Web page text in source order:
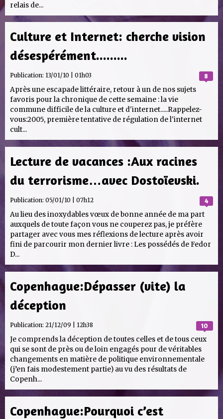
relais de...
Culture et Internet: cherche vision
désespérément.........
8
Publication: 13/01/10 | 01h03
Après une escapade littéraire, retour à un de nos sujets
favoris pour la chronique de cette semaine : la vie
commune difficile de la culture et d'internet.....Rappelez-
vous:2005, première tentative de régulation de l'internet
cult...
Lecture de vacances :Aux racines
du terrorisme…avec Dostoïevski.
4
Publication: 05/01/10 | 07h12
Au lieu des inoxydables vœux de bonne année de ma part
auxquels de toute façon vous ne couperez pas, je préfère
partager avec vous mes réflexions de lecture après avoir
fini de parcourir mon dernier livre : Les possédés de Fedor
D...
Copenhague:Dépasser (vite) la
déception
10
Publication: 21/12/09 | 12h38
Je comprends la déception de toutes celles et de tous ceux
qui se sont de près ou de loin engagés pour de véritables
changements en matière de politique environnementale
(j’en fais modestement partie) au vu des résultats de
Copenh...
Copenhague:Pourquoi c’est